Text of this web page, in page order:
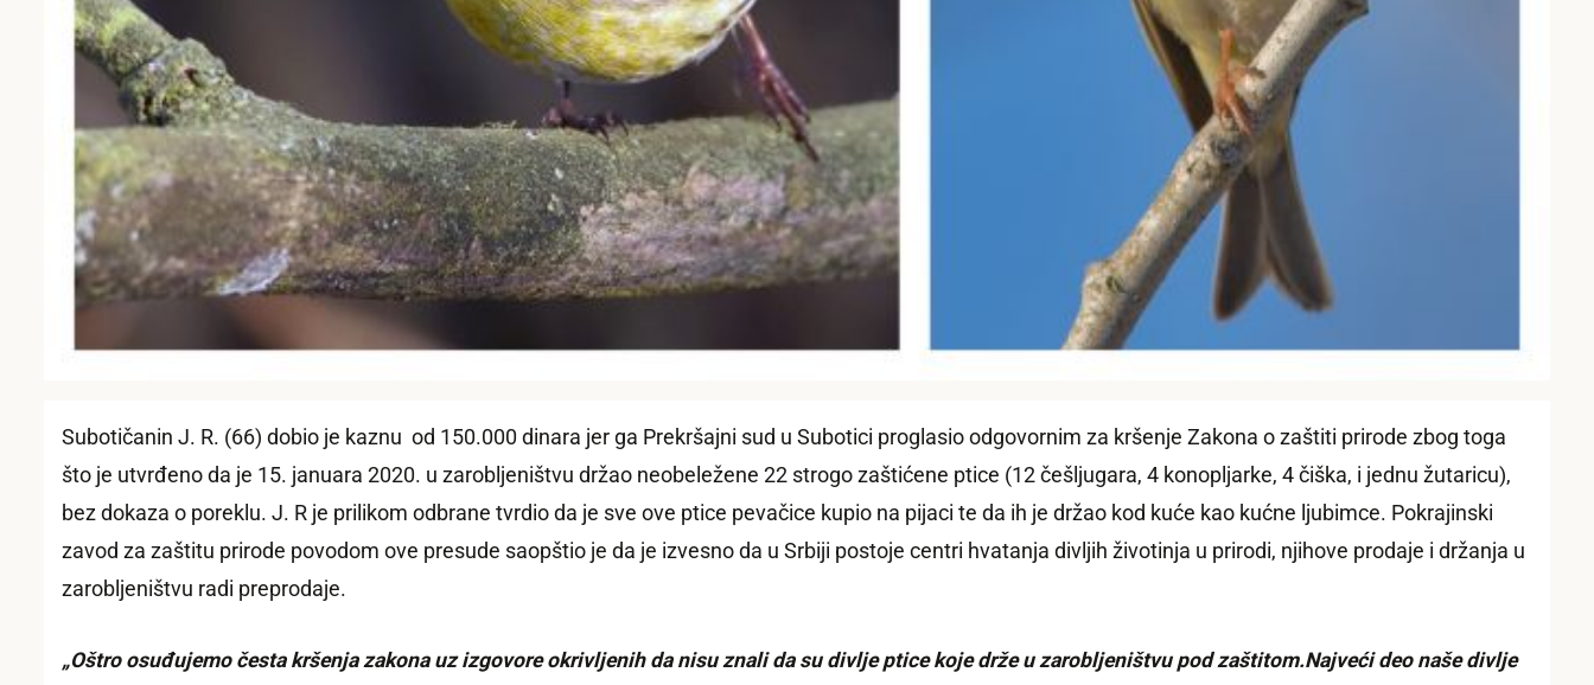
Subotičanin J. R. (66) dobio je kaznu od 150.000 dinara jer ga Prekršajni sud u Subotici proglasio odgovornim za kršenje Zakona o zaštiti prirode zbog toga
što je utvrđeno da je 15. januara 2020. u zarobljeništvu držao neobeležene 22 strogo zaštićene ptice (12 češljugara, 4 konopljarke, 4 čiška, i jednu žutaricu),
bez dokaza o poreklu. J. R je prilikom odbrane tvrdio da je sve ove ptice pevačice kupio na pijaci te da ih je držao kod kuće kao kućne ljubimce. Pokrajinski
zavod za zaštitu prirode povodom ove presude saopštio je da je izvesno da u Srbiji postoje centri hvatanja divljih životinja u prirodi, njihove prodaje i držanja u
zarobljeništvu radi preprodaje.
„Oštro osuđujemo česta kršenja zakona uz izgovore okrivljenih da nisu znali da su divlje ptice koje drže u zarobljeništvu pod zaštitom.Najveći deo naše divlje